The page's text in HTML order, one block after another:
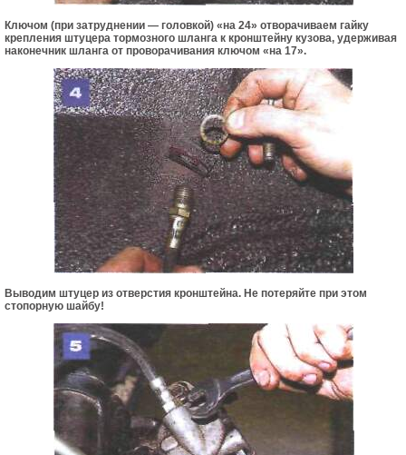
Ключом (при затруднении — головкой) «на 24» отворачиваем гайку
крепления штуцера тормозного шланга к кронштейну кузова, удерживая
наконечник шланга от проворачивания ключом «на 17».
Выводим штуцер из отверстия кронштейна. Не потеряйте при этом
стопорную шайбу!